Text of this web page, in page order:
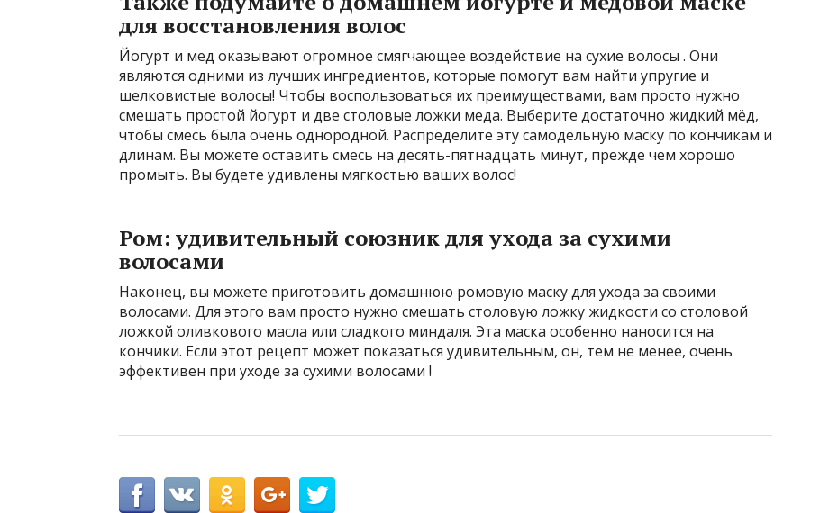
для восстановления волос
Йогурт и мед оказывают огромное смягчающее воздействие на сухие волосы . Они
являются одними из лучших ингредиентов, которые помогут вам найти упругие и
шелковистые волосы! Чтобы воспользоваться их преимуществами, вам просто нужно
смешать простой йогурт и две столовые ложки меда. Выберите достаточно жидкий мёд,
чтобы смесь была очень однородной. Распределите эту самодельную маску по кончикам и
длинам. Вы можете оставить смесь на десять-пятнадцать минут, прежде чем хорошо
промыть. Вы будете удивлены мягкостью ваших волос!
Ром: удивительный союзник для ухода за сухими
волосами
Наконец, вы можете приготовить домашнюю ромовую маску для ухода за своими
волосами. Для этого вам просто нужно смешать столовую ложку жидкости со столовой
ложкой оливкового масла или сладкого миндаля. Эта маска особенно наносится на
кончики. Если этот рецепт может показаться удивительным, он, тем не менее, очень
эффективен при уходе за сухими волосами !